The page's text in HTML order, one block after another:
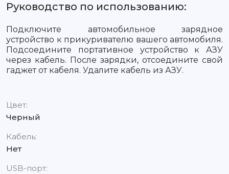
Руководство по использованию:
Подключите автомобильное зарядное
устройство к прикуривателю вашего автомобиля.
Подсоедините портативное устройство к АЗУ
через кабель. После зарядки, отсоедините свой
гаджет от кабеля. Удалите кабель из АЗУ.
Цвет:
Черный
Кабель:
Нет
USB-порт: